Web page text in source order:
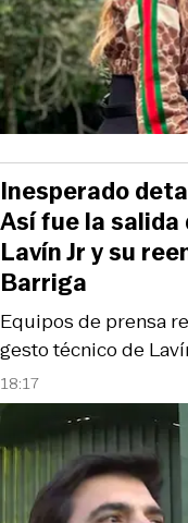
18:17
Equipos de prensa
gesto técnico de
Inesperado
Así fue la salida
Lavín Jr y su
Barriga